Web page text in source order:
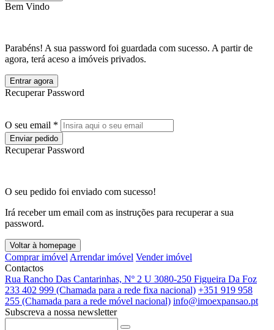
Bem Vindo
Parabéns! A sua password foi guardada com sucesso. A partir de
agora, terá aceso a imóveis privados.
Entrar agora
Recuperar Password
O seu email *
Enviar pedido
Recuperar Password
O seu pedido foi enviado com sucesso!
Irá receber um email com as instruções para recuperar a sua
password.
Voltar à homepage
Comprar imóvel Arrendar imóvel Vender imóvel
Contactos
Rua Rancho Das Cantarinhas, Nº 2 U 3080-250 Figueira Da Foz
233 402 999 (Chamada para a rede fixa nacional) +351 919 958
255 (Chamada para a rede móvel nacional) info@imoexpansao.pt
Subscreva a nossa newsletter